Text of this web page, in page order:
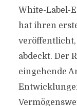
White-Label-
hat ihren
veröffentlicht,
abdeckt. Der
eingehende